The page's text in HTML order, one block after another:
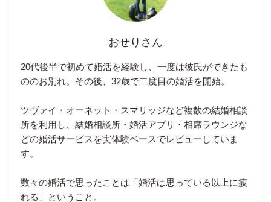
おせりさん
20代後半で初めて婚活を経験し、一度は彼氏ができたも
ののお別れ。その後、32歳で二度目の婚活を開始。
ツヴァイ・オーネット・スマリッジなど複数の結婚相談
所を利用し、結婚相談所・婚活アプリ・相席ラウンジな
どの婚活サービスを実体験ベースでレビューしていま
す。
数々の婚活で思ったことは「婚活は思っている以上に疲
れる」ということ。